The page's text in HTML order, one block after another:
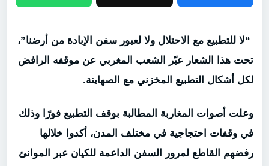
“لا للتطبيع مع الاحتلال ولا لعبور سفن الإبادة من أرضنا”،
تحت هذا الشعار عبّر الشعب المغربي عن موقفه الرافض
لكل أشكال التطبيع المخزني مع الصهاينة.
وعلت أصوات المغاربة المطالبة بوقف التطبيع فورًا وذلك
في وقفات احتجاجية في مختلف المدن، أكدوا خلالها
رفضهم القاطع لمرور السفن الداعمة للكيان عبر الموانئ